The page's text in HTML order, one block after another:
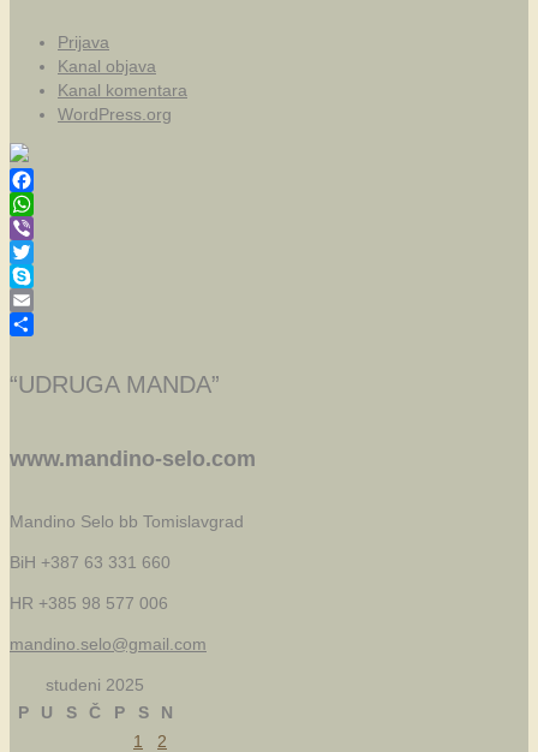
Prijava
Kanal objava
Kanal komentara
WordPress.org
Facebook
WhatsApp
Viber
Twitter
Skype
Email
“UDRUGA MANDA”
www.mandino-selo.com
Mandino Selo bb Tomislavgrad
BiH +387 63 331 660
HR +385 98 577 006
mandino.selo@gmail.com
studeni 2025
P
U S Č P S
N
1
2